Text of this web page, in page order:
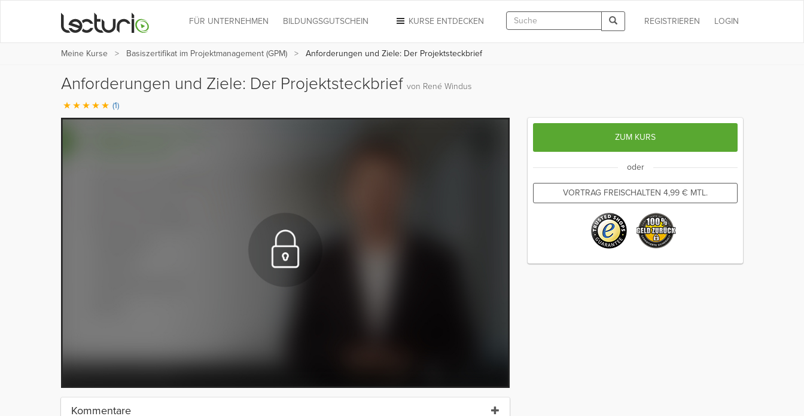
LOGIN
REGISTRIEREN
KURSE ENTDECKEN
FÜR UNTERNEHMEN BILDUNGSGUTSCHEIN
Meine Kurse Basiszertifikat im Projektmanagement (GPM) Anforderungen und Ziele: Der Projektsteckbrief
Anforderungen und Ziele: Der Projektsteckbrief von René Windus
(1)
Kommentare
ZUM KURS
oder
VORTRAG FREISCHALTEN 4,99 € MTL.